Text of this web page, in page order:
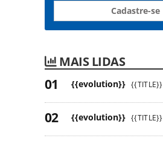
Cadastre-se
MAIS LIDAS
{{evolution}} {{TITLE}}
{{evolution}} {{TITLE}}